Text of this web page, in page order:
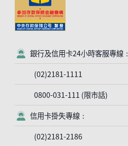
客服符號
銀行及信用卡24小時客服專線：
(02)2181-1111
0800-031-111 (限市話)
客服符號
信用卡掛失專線：
(02)2181-2186